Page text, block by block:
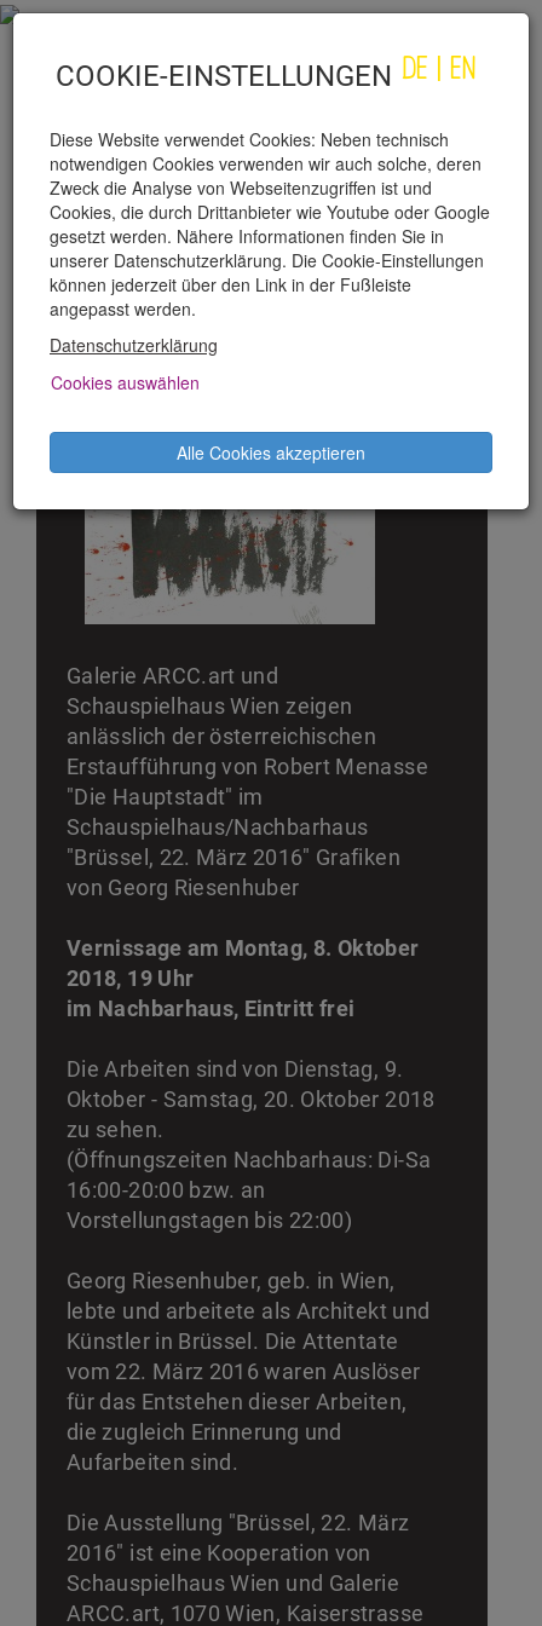
DE EN
PRODUKTIONEN
VERNISSAGE "BRÜSSEL,
22. MÄRZ 2016" GRAFIKEN
Galerie ARCC.art und
Schauspielhaus Wien zeigen
anlässlich der österreichischen
Erstaufführung von Robert Menasse
"Die Hauptstadt" im
Schauspielhaus/Nachbarhaus
"Brüssel, 22. März 2016" Grafiken
von Georg Riesenhuber
Vernissage am Montag, 8. Oktober
2018, 19 Uhr
im Nachbarhaus, Eintritt frei
Die Arbeiten sind von Dienstag, 9.
Oktober - Samstag, 20. Oktober 2018
zu sehen.
(Öffnungszeiten Nachbarhaus: Di-Sa
16:00-20:00 bzw. an
Vorstellungstagen bis 22:00)
Georg Riesenhuber, geb. in Wien,
lebte und arbeitete als Architekt und
Künstler in Brüssel. Die Attentate
vom 22. März 2016 waren Auslöser
für das Entstehen dieser Arbeiten,
die zugleich Erinnerung und
Aufarbeiten sind.
Die Ausstellung "Brüssel, 22. März
2016" ist eine Kooperation von
Schauspielhaus Wien und Galerie
ARCC.art, 1070 Wien, Kaiserstrasse
COOKIE-EINSTELLUNGEN
Diese Website verwendet Cookies: Neben technisch
notwendigen Cookies verwenden wir auch solche, deren
Zweck die Analyse von Webseitenzugriffen ist und
Cookies, die durch Drittanbieter wie Youtube oder Google
gesetzt werden. Nähere Informationen finden Sie in
unserer Datenschutzerklärung. Die Cookie-Einstellungen
können jederzeit über den Link in der Fußleiste
angepasst werden.
Datenschutzerklärung
Cookies auswählen
Alle Cookies akzeptieren